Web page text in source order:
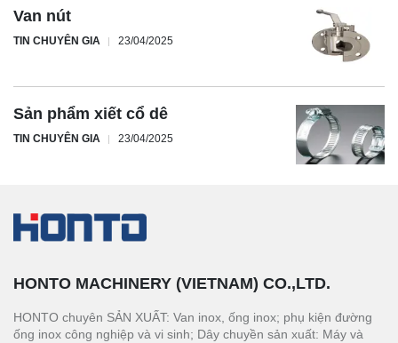
Van nút
TIN CHUYÊN GIA 23/04/2025
Sản phẩm xiết cổ dê
TIN CHUYÊN GIA 23/04/2025
HONTO MACHINERY (VIETNAM) CO.,LTD.
HONTO chuyên SẢN XUẤT: Van inox, ống inox; phụ kiện đường
ống inox công nghiệp và vi sinh; Dây chuyền sản xuất: Máy và